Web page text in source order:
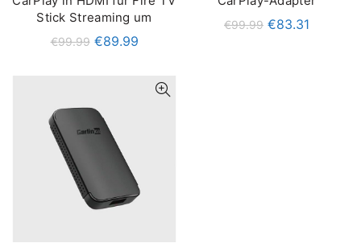
Stick Streaming um
€99.99 €89.99
€99.99 €83.31